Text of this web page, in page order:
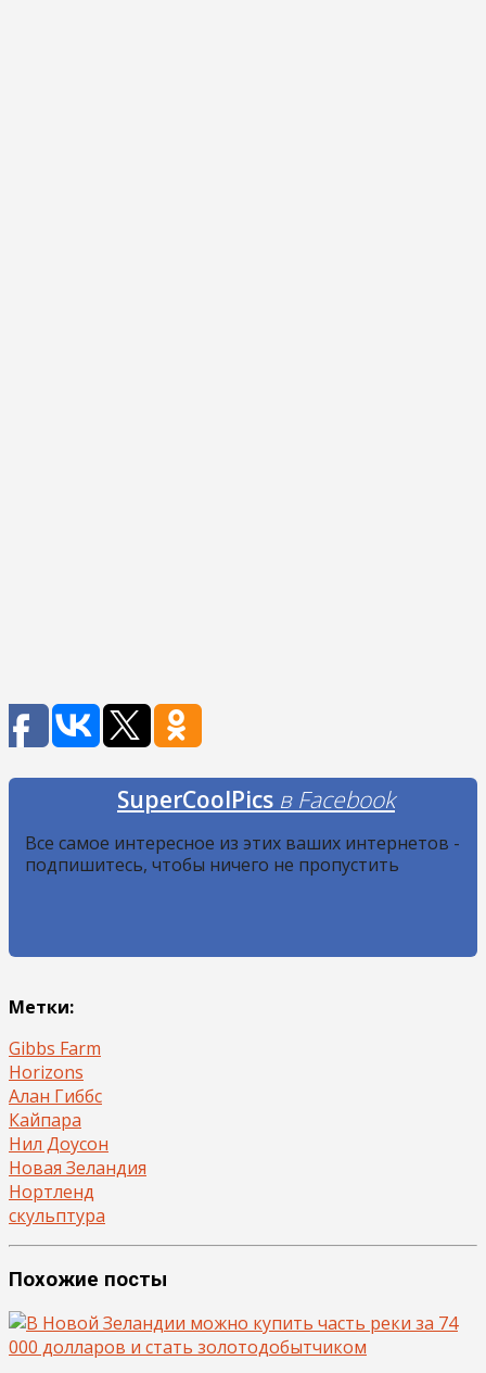
SuperCoolPics в Facebook
Все самое интересное из этих ваших интернетов -
подпишитесь, чтобы ничего не пропустить
Метки:
Gibbs Farm
Horizons
Алан Гиббс
Кайпара
Нил Доусон
Новая Зеландия
Нортленд
скульптура
Похожие посты